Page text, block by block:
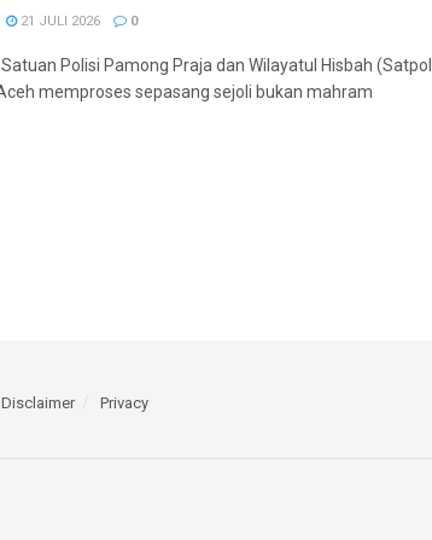
21 JULI 2026 0
Satuan Polisi Pamong Praja dan Wilayatul Hisbah (Satpol
memproses sepasang sejoli bukan mahram
Disclaimer Privacy